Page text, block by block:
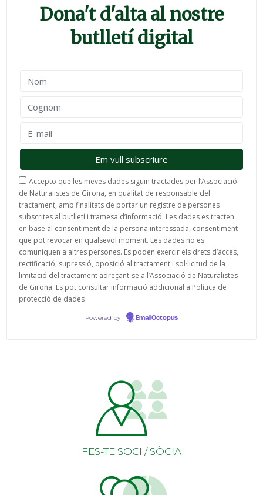
Dona't d'alta al nostre
butlletí digital
Accepto que les meves dades siguin tractades per l’Associació
de Naturalistes de Girona, en qualitat de responsable del
tractament, amb finalitats de portar un registre de persones
subscrites al butlletí i tramesa d’informació. Les dades es tracten
en base al consentiment de la persona interessada, consentiment
que pot revocar en qualsevol moment. Les dades no es
comuniquen a altres persones. Es poden exercir els drets d’accés,
rectificació, supressió, oposició al tractament i sol·licitud de la
limitació del tractament adreçant-se a l’Associació de Naturalistes
de Girona. Es pot consultar informació addicional a Política de
protecció de dades
Powered by EmailOctopus
FES-TE SOCI / SÒCIA